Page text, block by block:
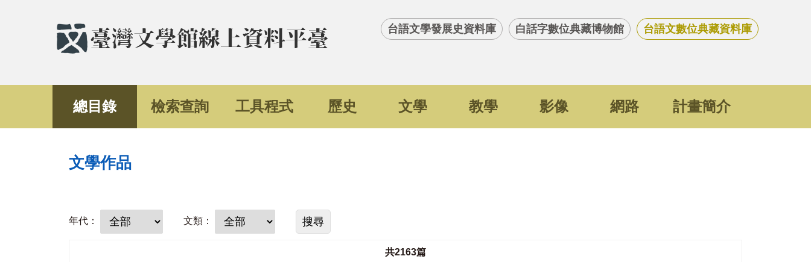
台語文學發展史資料庫 白話字數位典藏博物館 台語文數位典藏資料庫
總目錄 檢索查詢 工具程式 歷史 文學 教學 影像 網路 計畫簡介
文學作品
年代： 文類： 搜尋
共2163篇